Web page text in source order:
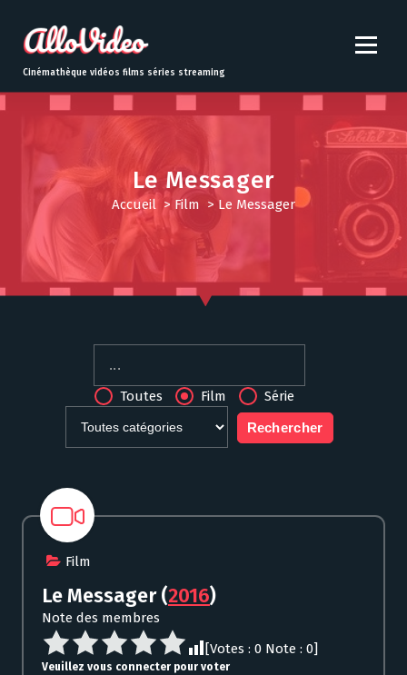
t
o
Cinémathèque vidéos films séries streaming
Le Messager
Accueil > Film > Le Messager
Toutes Film Série
Film
Le Messager(2016)
Note des membres
[Votes : 0 Note : 0]
Veuillez vous connecter pour voter